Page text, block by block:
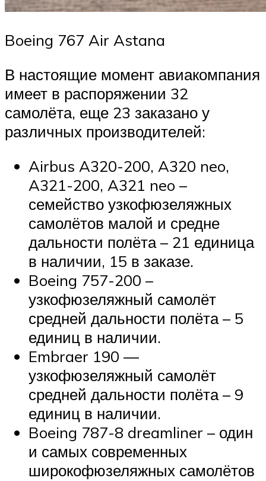
Boeing 767 Air Astana
В настоящие момент авиакомпания
имеет в распоряжении 32
самолёта, еще 23 заказано у
различных производителей:
Airbus A320-200, A320 neo,
A321-200, A321 neo –
семейство узкофюзеляжных
самолётов малой и средне
дальности полёта – 21 единица
в наличии, 15 в заказе.
Boeing 757-200 –
узкофюзеляжный самолёт
средней дальности полёта – 5
единиц в наличии.
Embraer 190 —
узкофюзеляжный самолёт
средней дальности полёта – 9
единиц в наличии.
Boeing 787-8 dreamliner – один
и самых современных
широкофюзеляжных самолётов